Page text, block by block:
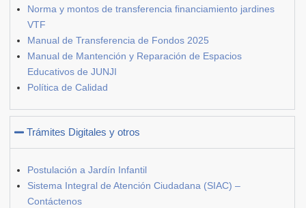
Norma y montos de transferencia financiamiento jardines
VTF
Manual de Transferencia de Fondos 2025
Manual de Mantención y Reparación de Espacios
Educativos de JUNJI
Política de Calidad
Trámites Digitales y otros
Postulación a Jardín Infantil
Sistema Integral de Atención Ciudadana (SIAC) –
Contáctenos